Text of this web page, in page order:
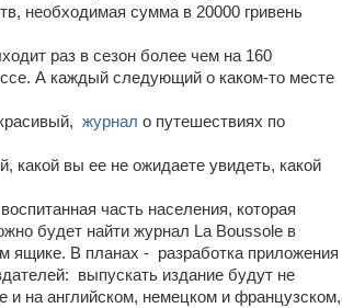
необходимая сумма в 20000 гривень
раз в сезон более чем на 160
А каждый следующий о каком-то месте
журнал о путешествиях по
какой вы ее не ожидаете увидеть, какой
часть населения, которая
будет найти журнал La Boussole в
ящике. В планах - разработка приложения
выпускать издание будут не
и на английском, немецком и французском,